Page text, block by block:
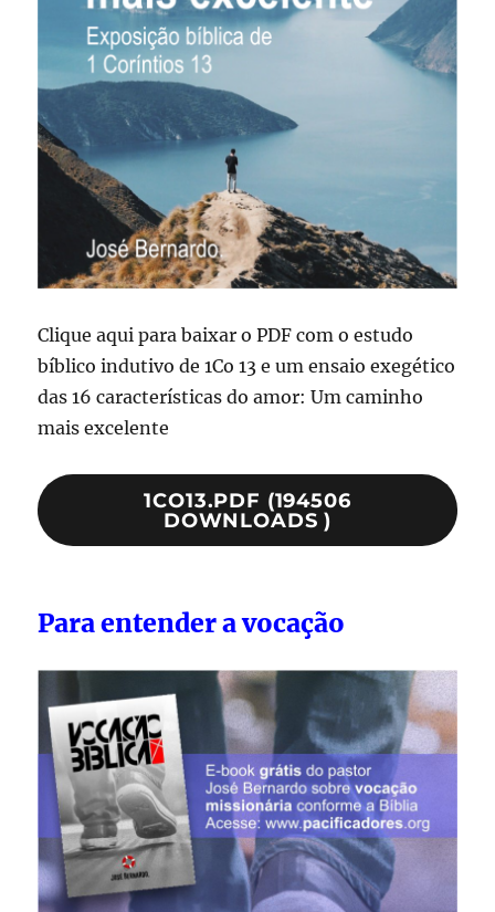
Clique aqui para baixar o PDF com o estudo
bíblico indutivo de 1Co 13 e um ensaio exegético
das 16 características do amor: Um caminho
mais excelente
1CO13.PDF (194506
DOWNLOADS )
Para entender a vocação